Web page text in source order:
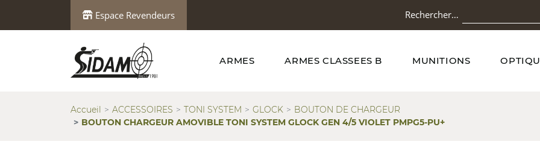
Espace Revendeurs Rechercher…
ARMES ARMES CLASSEES B MUNITIONS
Accueil ACCESSOIRES TONI SYSTEM GLOCK
BOUTON DE CHARGEUR
BOUTON CHARGEUR AMOVIBLE TONI SYSTEM GLOCK GEN 4/5 VIOLET PMPG5-PU+